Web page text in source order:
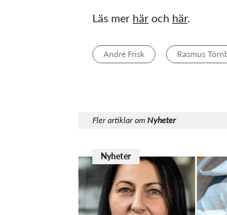
Läs mer häroch här.
André Frisk Rasmus
Fler artiklar omNyheter
Nyheter